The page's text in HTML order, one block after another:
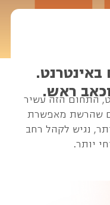
באינטרנט.
ראש.
התחום הזה עשיר
שהרשת מאפשרת
נגיש לקהל רחב
יותר.